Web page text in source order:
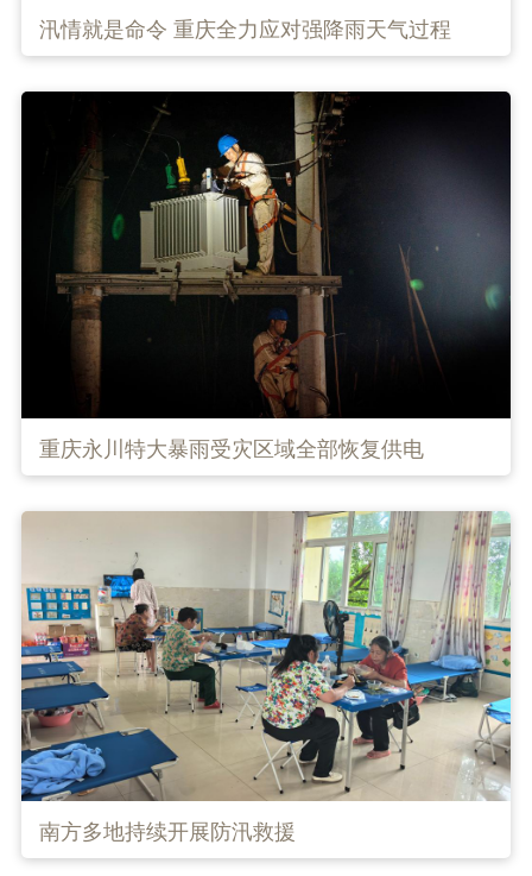
汛情就是命令 重庆全力应对强降雨天气过程
重庆永川特大暴雨受灾区域全部恢复供电
南方多地持续开展防汛救援